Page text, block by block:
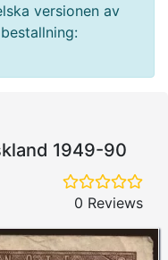
versionen av
1949-90
0 Reviews